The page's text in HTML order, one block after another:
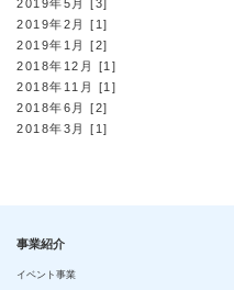
2019年5月 [3]
2019年2月 [1]
2019年1月 [2]
2018年12月 [1]
2018年11月 [1]
2018年6月 [2]
2018年3月 [1]
事業紹介
イベント事業